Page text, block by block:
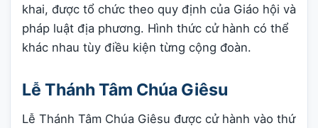
khai, được tổ chức theo quy định của Giáo hội và
pháp luật địa phương. Hình thức cử hành có thể
khác nhau tùy điều kiện từng cộng đoàn.
Lễ Thánh Tâm Chúa Giêsu
Lễ Thánh Tâm Chúa Giêsu được cử hành vào thứ